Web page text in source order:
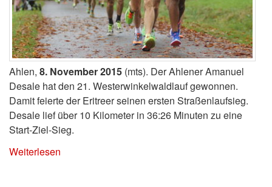
Ahlen, 8. November 2015 (mts). Der Ahlener Amanuel
Desale hat den 21. Westerwinkelwaldlauf gewonnen.
Damit feierte der Eritreer seinen ersten Straßenlaufsieg.
Desale lief über 10 Kilometer in 36:26 Minuten zu eine
Start-Ziel-Sieg.
Weiterlesen